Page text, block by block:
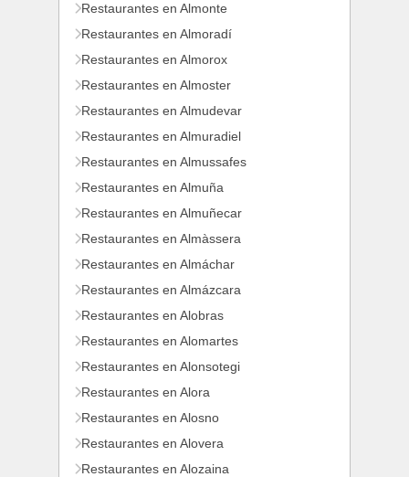
Restaurantes en Almonte
Restaurantes en Almoradí
Restaurantes en Almorox
Restaurantes en Almoster
Restaurantes en Almudevar
Restaurantes en Almuradiel
Restaurantes en Almussafes
Restaurantes en Almuña
Restaurantes en Almuñecar
Restaurantes en Almàssera
Restaurantes en Almáchar
Restaurantes en Almázcara
Restaurantes en Alobras
Restaurantes en Alomartes
Restaurantes en Alonsotegi
Restaurantes en Alora
Restaurantes en Alosno
Restaurantes en Alovera
Restaurantes en Alozaina